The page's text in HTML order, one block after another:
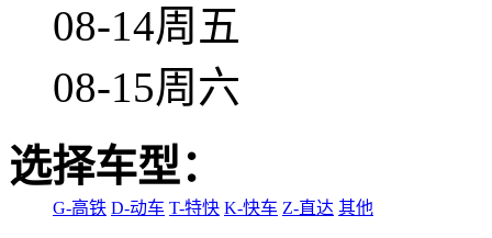
08-14周五
08-15周六
选择车型：
G-高铁 D-动车 T-特快 K-快车 Z-直达 其他